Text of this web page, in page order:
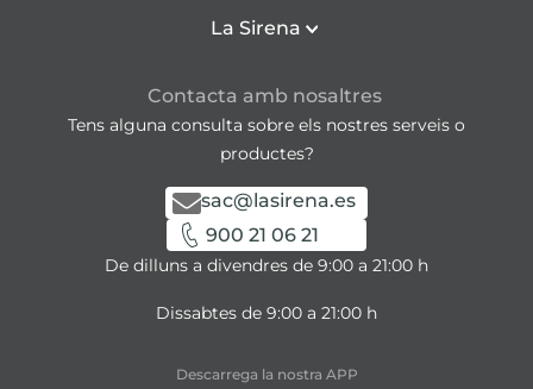
La Sirena
Contacta amb nosaltres
Tens alguna consulta sobre els nostres serveis o
productes?
sac@lasirena.es
900 21 06 21
De dilluns a divendres de 9:00 a 21:00 h
Dissabtes de 9:00 a 21:00 h
Descarrega la nostra APP